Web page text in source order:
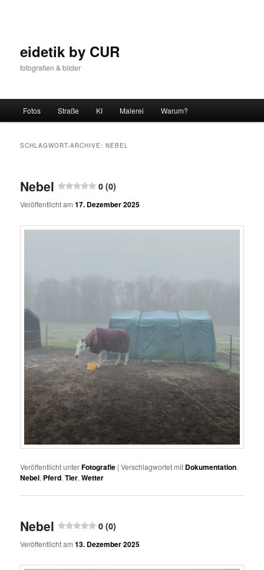
eidetik by CUR
fotografien & bilder
Fotos Straße KI Malerei Warum?
SCHLAGWORT-ARCHIVE:NEBEL
Nebel 0 (0)
Veröffentlicht am17. Dezember 2025
Veröffentlicht unterFotografie |Verschlagwortet mit Dokumentation,
Nebel, Pferd,Tier,Wetter
Nebel 0 (0)
Veröffentlicht am13. Dezember 2025